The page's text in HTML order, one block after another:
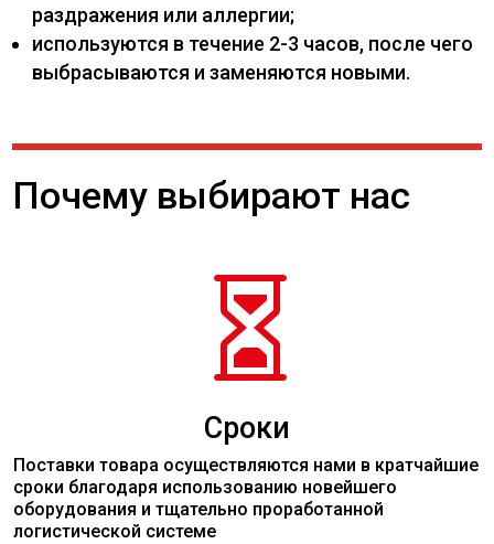
раздражения или аллергии;
используются в течение 2-3 часов, после чего
выбрасываются и заменяются новыми.
Почему выбирают нас

Сроки
Поставки товара осуществляются нами в кратчайшие
сроки благодаря использованию новейшего
оборудования и тщательно проработанной
логистической системе